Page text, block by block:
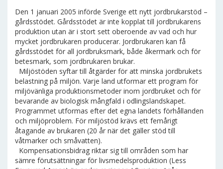
Den 1 januari 2005 införde Sverige ett nytt jordbrukarstöd –
gårdsstödet. Gårdsstödet är inte kopplat till jordbrukarens
produktion utan är i stort sett oberoende av vad och hur
mycket jordbrukaren producerar. Jordbrukaren kan få
gårdsstödet för all jordbruksmark, både åkermark och för
betesmark, som jordbrukaren brukar.
Miljöstöden syftar till åtgärder för att minska jordbrukets
belastning på miljön. Varje land utformar ett program för
miljövänliga produktionsmetoder inom jordbruket och för
bevarande av biologisk mångfald i odlingslandskapet.
Programmet utformas efter det egna landets förhållanden
och miljöproblem. För miljöstöd krävs ett femårigt
åtagande av brukaren (20 år när det gäller stöd till
våtmarker och småvatten).
Kompensationsbidrag riktar sig till områden som har
sämre förutsättningar för livsmedelsproduktion (Less